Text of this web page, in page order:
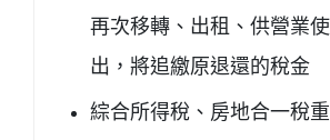
再次移轉、出租、供營業
出，將追繳原退還的稅金
綜合所得稅、房地合一稅